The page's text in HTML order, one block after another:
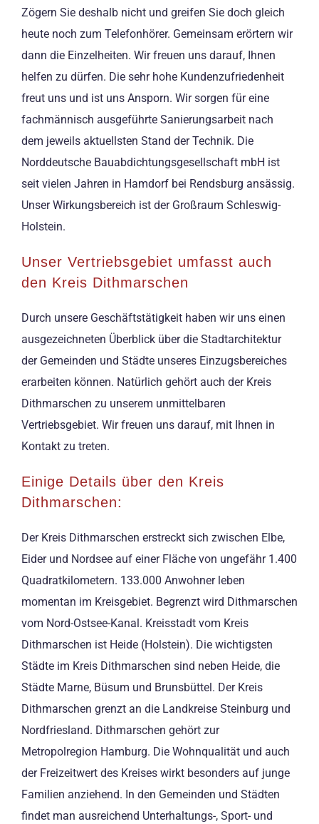
Zögern Sie deshalb nicht und greifen Sie doch gleich
heute noch zum Telefonhörer. Gemeinsam erörtern wir
dann die Einzelheiten. Wir freuen uns darauf, Ihnen
helfen zu dürfen. Die sehr hohe Kundenzufriedenheit
freut uns und ist uns Ansporn. Wir sorgen für eine
fachmännisch ausgeführte Sanierungsarbeit nach
dem jeweils aktuellsten Stand der Technik. Die
Norddeutsche Bauabdichtungsgesellschaft mbH ist
seit vielen Jahren in Hamdorf bei Rendsburg ansässig.
Unser Wirkungsbereich ist der Großraum Schleswig-
Holstein.
Unser Vertriebsgebiet umfasst auch
den Kreis Dithmarschen
Durch unsere Geschäftstätigkeit haben wir uns einen
ausgezeichneten Überblick über die Stadtarchitektur
der Gemeinden und Städte unseres Einzugsbereiches
erarbeiten können. Natürlich gehört auch der Kreis
Dithmarschen zu unserem unmittelbaren
Vertriebsgebiet. Wir freuen uns darauf, mit Ihnen in
Kontakt zu treten.
Einige Details über den Kreis
Dithmarschen:
Der Kreis Dithmarschen erstreckt sich zwischen Elbe,
Eider und Nordsee auf einer Fläche von ungefähr 1.400
Quadratkilometern. 133.000 Anwohner leben
momentan im Kreisgebiet. Begrenzt wird Dithmarschen
vom Nord-Ostsee-Kanal. Kreisstadt vom Kreis
Dithmarschen ist Heide (Holstein). Die wichtigsten
Städte im Kreis Dithmarschen sind neben Heide, die
Städte Marne, Büsum und Brunsbüttel. Der Kreis
Dithmarschen grenzt an die Landkreise Steinburg und
Nordfriesland. Dithmarschen gehört zur
Metropolregion Hamburg. Die Wohnqualität und auch
der Freizeitwert des Kreises wirkt besonders auf junge
Familien anziehend. In den Gemeinden und Städten
findet man ausreichend Unterhaltungs-, Sport- und